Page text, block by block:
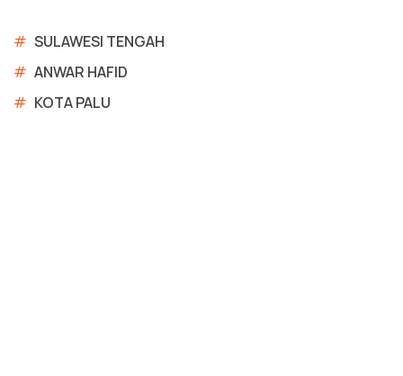
# SULAWESI TENGAH
# ANWAR HAFID
# KOTA PALU